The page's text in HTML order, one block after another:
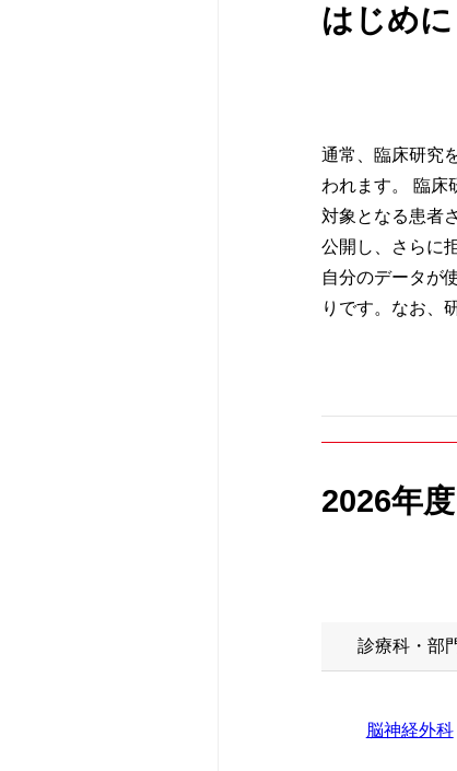
休診・代診
救急受診の
人間ドック
宗教上の
形成外科
腎臓内科
脳神経内科
新生児内科
医療機器紹介
当院のクリ
赤十字につ
入札・契約
広報誌
研修会・講
はじめに
通常、臨床研究
われます。 臨床
対象となる患者
公開し、さらに
自分のデータが
りです。なお、
2026年
診療科・部
脳神経外科